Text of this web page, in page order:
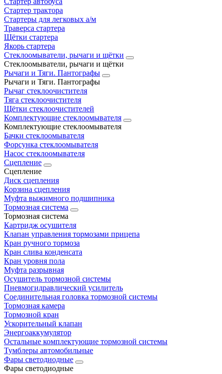
Стартер трактора
Стартеры для легковых а/м
Траверса стартера
Щётки стартера
Якорь стартера
Стеклоомыватели, рычаги и щётки
Стеклоомыватели, рычаги и щётки
Рычаги и Тяги. Пантографы
Рычаги и Тяги. Пантографы
Рычаг стеклоочистителя
Тяга стеклоочистителя
Щётки стеклоочистителей
Комплектующие стеклоомывателя
Комплектующие стеклоомывателя
Бачки стеклоомывателя
Форсунка стеклоомывателя
Насос стеклоомывателя
Сцепление
Сцепление
Диск сцепления
Корзина сцепления
Муфта выжимного подшипника
Тормозная система
Тормозная система
Картридж осушителя
Клапан управления тормозами прицепа
Кран ручного тормоза
Кран слива конденсата
Кран уровня пола
Муфта разрывная
Осушитель тормозной системы
Пневмогидравлический усилитель
Соединительная головка тормозной системы
Тормозная камера
Тормозной кран
Ускорительный клапан
Энергоаккумулятор
Остальные комплектующие тормозной системы
Тумблеры автомобильные
Фары светодиодные
Фары светодиодные